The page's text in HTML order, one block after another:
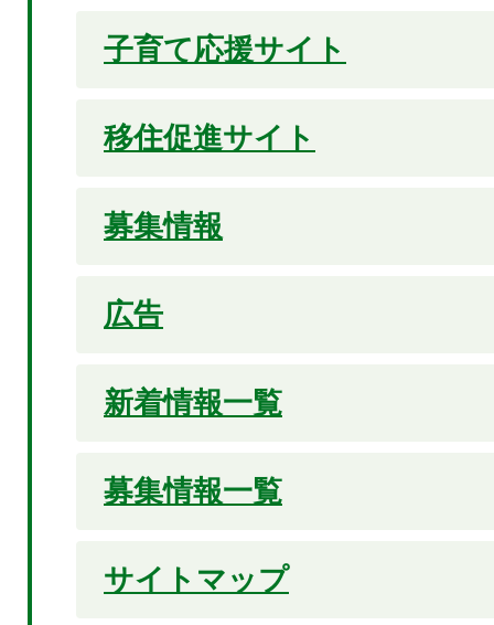
子育て応援サイト
移住促進サイト
募集情報
広告
新着情報一覧
募集情報一覧
サイトマップ